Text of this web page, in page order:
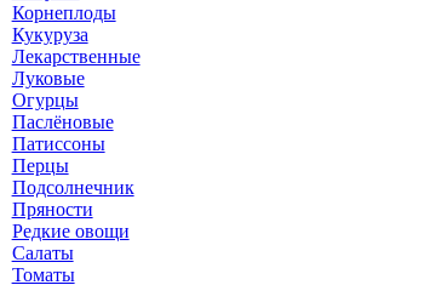
Корнеплоды
Кукуруза
Лекарственные
Луковые
Огурцы
Паслёновые
Патиссоны
Перцы
Подсолнечник
Пряности
Редкие овощи
Салаты
Томаты